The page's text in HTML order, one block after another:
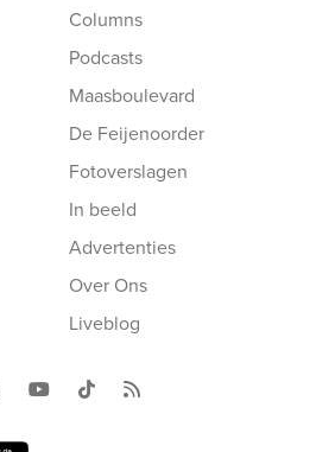
Columns
Podcasts
Maasboulevard
De Feijenoorder
Fotoverslagen
In beeld
Advertenties
Over Ons
Liveblog